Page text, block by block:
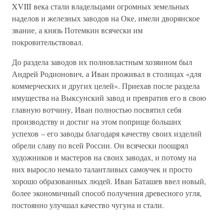
XVIII века стали владельцами огромных земельных
наделов и железных заводов на Оке, имели дворянское
звание, а князь Потемкин всячески им
покровительствовал.
До раздела заводов их полновластным хозяином был
Андрей Родионович, а Иван проживал в столицах «для
коммерческих и других целей». Приехав после раздела
имущества на Выксунский завод и превратив его в свою
главную вотчину, Иван полностью посвятил себя
производству и достиг на этом поприще больших
успехов – его заводы благодаря качеству своих изделий
обрели славу по всей России. Он всячески поощрял
художников и мастеров на своих заводах, и потому на
них выросло немало талантливых самоучек и просто
хорошо образованных людей. Иван Баташев ввел новый,
более экономичный способ получения древесного угля,
постоянно улучшал качество чугуна и стали.